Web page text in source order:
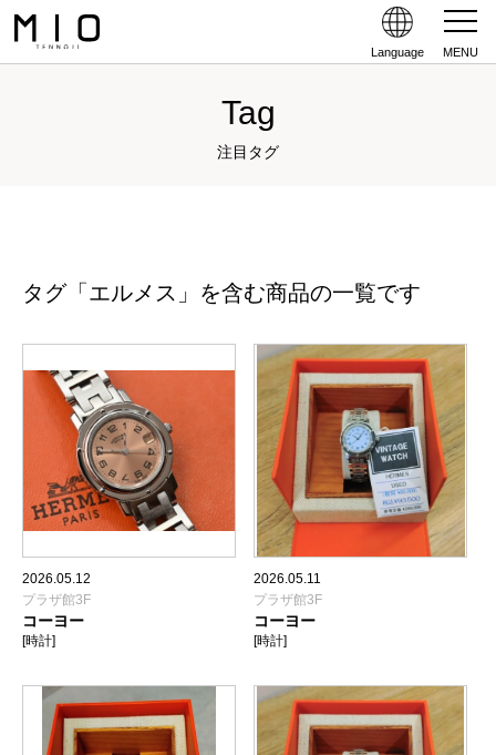
Language MENU
Tag
注目タグ
タグ「エルメス」を含む商品の一覧です
2026.05.12
プラザ館3F
コーヨー
[時計]
2026.05.11
プラザ館3F
コーヨー
[時計]